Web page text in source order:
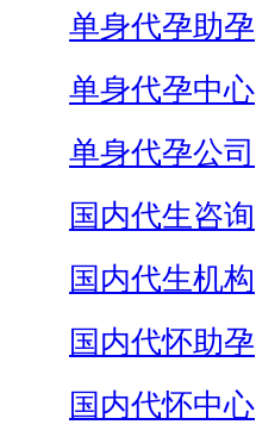
单身代孕助孕
单身代孕中心
单身代孕公司
国内代生咨询
国内代生机构
国内代怀助孕
国内代怀中心